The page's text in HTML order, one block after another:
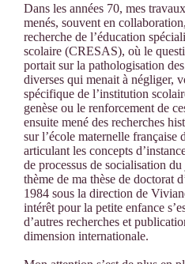
Dans les années 70, mes
menés, souvent en
recherche de l’éducation
scolaire (CRESAS), où le
portait sur la pathologisation
diverses qui menait à négliger,
spécifique de l’institution
genèse ou le renforcement de
ensuite mené des recherches
sur l’école maternelle française
articulant les concepts
de processus de socialisation
thème de ma thèse de doctorat
1984 sous la direction de
intérêt pour la petite enfance
d’autres recherches et
dimension internationale.